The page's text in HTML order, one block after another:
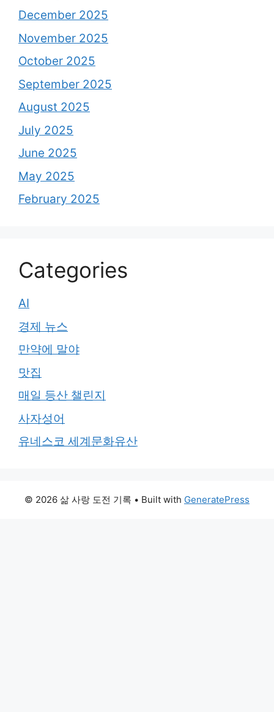
December 2025
November 2025
October 2025
September 2025
August 2025
July 2025
June 2025
May 2025
February 2025
Categories
AI
경제 뉴스
만약에 말야
맛집
매일 등산 챌린지
사자성어
유네스코 세계문화유산
© 2026 삶 사랑 도전 기록 • Built with GeneratePress